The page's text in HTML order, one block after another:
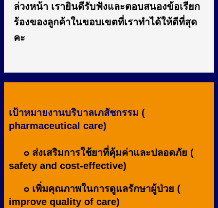
ล่วงหน้า เรายินดีรับฟังและตอบสนองข้อเรียก
ร้องของลูกค้าในขอบเขตที่เราทำได้ให้ดีที่สุด
คะ
เป้าหมายงานบริบาลเภสัชกรรม (
pharmaceutical care)
๐ ส่งเสริมการใช้ยาที่คุ้มค่าและปลอดภัย (
safety and cost-effective)
๐ เพิ่มคุณภาพในการดูแลรักษาผู้ป่วย (
improve quality of care)